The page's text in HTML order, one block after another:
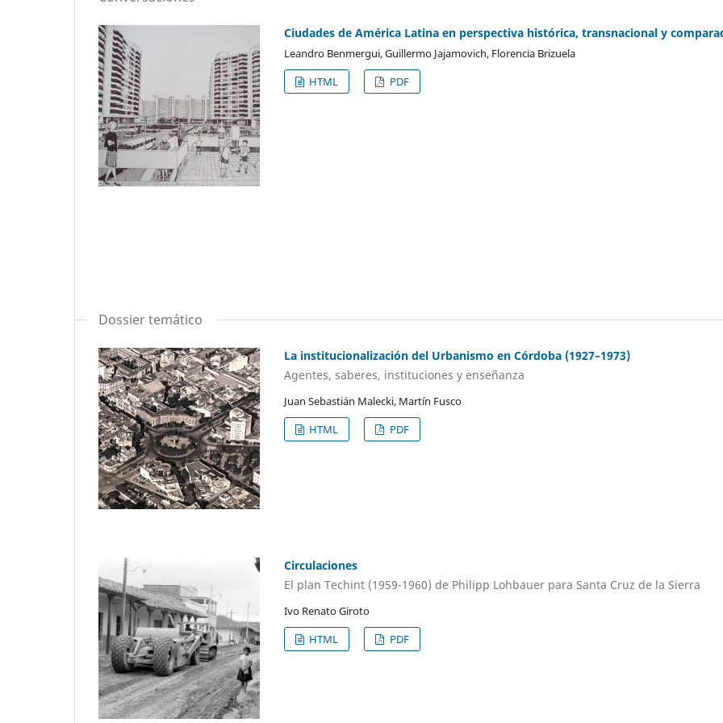
Ciudades de América Latina en perspectiva histórica, transnacional y
Leandro Benmergui, Guillermo Jajamovich, Florencia Brizuela
HTML
PDF
Dossier temático
La institucionalización del Urbanismo en Córdoba (1927–1973)
Agentes, saberes, instituciones y enseñanza
Juan Sebastián Malecki, Martín Fusco
HTML
PDF
Circulaciones
El plan Techint (1959-1960) de Philipp Lohbauer para Santa Cruz de la Sierra
Ivo Renato Giroto
HTML
PDF